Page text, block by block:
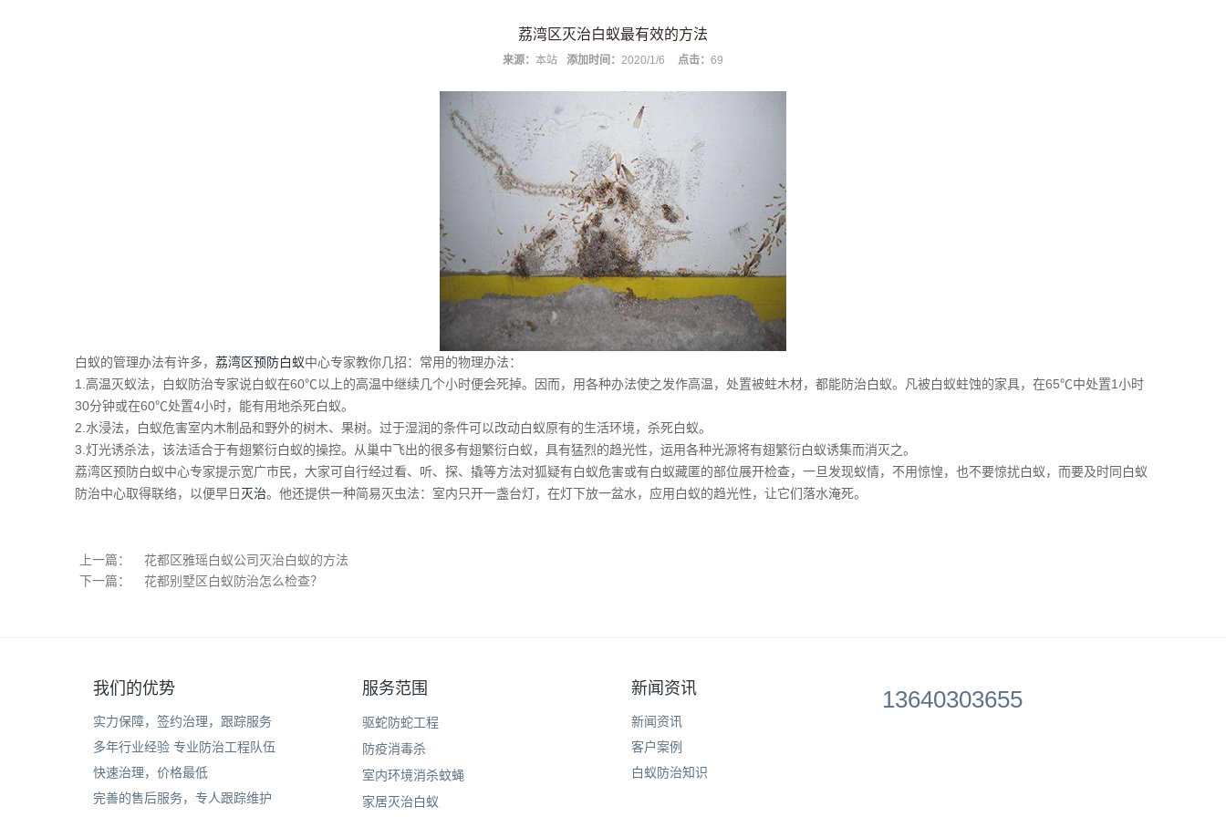
荔湾区灭治白蚁最有效的方法
来源： 本站 添加时间： 2020/1/6 点击： 69
白蚁的管理办法有许多， 荔湾区预防白蚁中心专家教你几招：常用的物理办法：
1.高温灭蚁法，白蚁防治专家说白蚁在60℃以上的高温中继续几个小时便会死掉。因而，用各种办法使之发作高温，处置被蛀木材，都能防治白蚁。凡被白蚁蛀蚀的家具，在65℃中处置1小时
30分钟或在60℃处置4小时，能有用地杀死白蚁。
2.水浸法，白蚁危害室内木制品和野外的树木、果树。过于湿润的条件可以改动白蚁原有的生活环境，杀死白蚁。
3.灯光诱杀法，该法适合于有翅繁衍白蚁的操控。从巢中飞出的很多有翅繁衍白蚁，具有猛烈的趋光性，运用各种光源将有翅繁衍白蚁诱集而消灭之。
荔湾区预防白蚁中心专家提示宽广市民，大家可自行经过看、听、探、撬等方法对狐疑有白蚁危害或有白蚁藏匿的部位展开检查，一旦发现蚁情，不用惊惶，也不要惊扰白蚁，而要及时同白蚁
防治中心取得联络，以便早日 灭治。他还提供一种简易灭虫法：室内只开一盏台灯，在灯下放一盆水，应用白蚁的趋光性，让它们落水淹死。
上一篇：
花都区雅瑶白蚁公司灭治白蚁的方法
下一篇：
花都别墅区白蚁防治怎么检查？
我们的优势
实力保障，签约治理，跟踪服务
多年行业经验 专业防治工程队伍
快速治理，价格最低
完善的售后服务，专人跟踪维护
服务范围
驱蛇防蛇工程
防疫消毒杀
室内环境消杀蚊蝇
家居灭治白蚁
新闻资讯
新闻资讯
客户案例
白蚁防治知识
13640303655